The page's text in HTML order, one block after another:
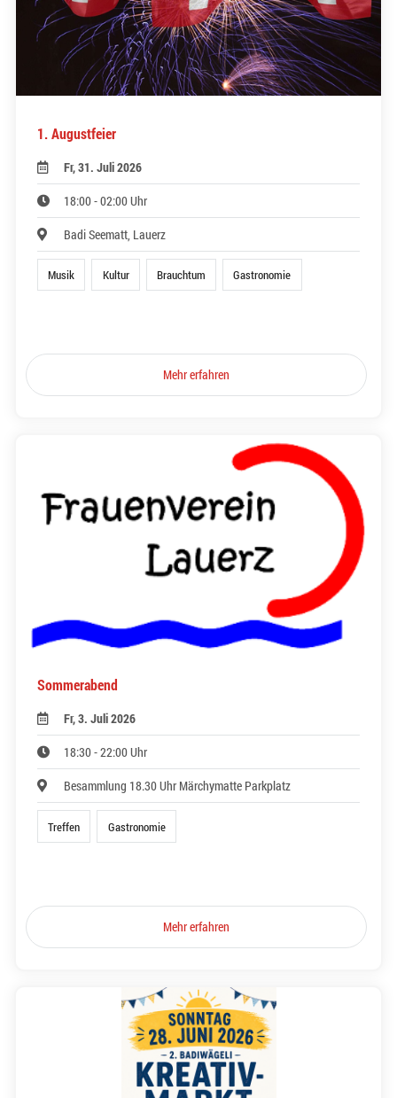
1. Augustfeier
Fr, 31. Juli 2026
18:00 - 02:00 Uhr
Badi Seematt, Lauerz
Musik Kultur Brauchtum Gastronomie
Mehr erfahren
Sommerabend
Fr, 3. Juli 2026
18:30 - 22:00 Uhr
Besammlung 18.30 Uhr Märchymatte Parkplatz
Treffen Gastronomie
Mehr erfahren